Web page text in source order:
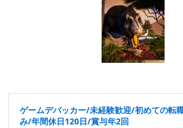
ゲームデバッカー/未経験歓迎/初めての転
み/年間休日120日/賞与年2回